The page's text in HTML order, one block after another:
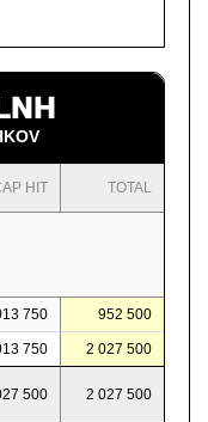
HIT TOTAL
750 952 500
750 2 027 500
500 2 027 500